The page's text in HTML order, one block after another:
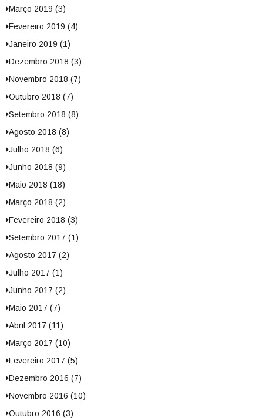
Março 2019 (3)
Fevereiro 2019 (4)
Janeiro 2019 (1)
Dezembro 2018 (3)
Novembro 2018 (7)
Outubro 2018 (7)
Setembro 2018 (8)
Agosto 2018 (8)
Julho 2018 (6)
Junho 2018 (9)
Maio 2018 (18)
Março 2018 (2)
Fevereiro 2018 (3)
Setembro 2017 (1)
Agosto 2017 (2)
Julho 2017 (1)
Junho 2017 (2)
Maio 2017 (7)
Abril 2017 (11)
Março 2017 (10)
Fevereiro 2017 (5)
Dezembro 2016 (7)
Novembro 2016 (10)
Outubro 2016 (3)